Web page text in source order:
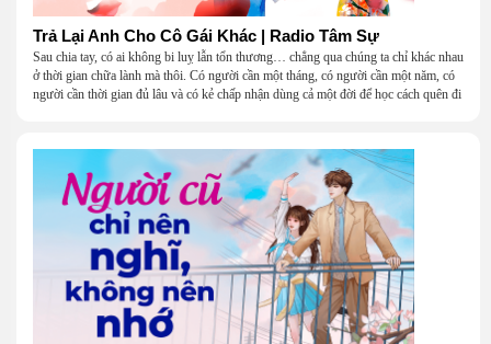
Trả Lại Anh Cho Cô Gái Khác | Radio Tâm Sự
Sau chia tay, có ai không bi luỵ lẫn tổn thương… chẳng qua chúng ta chỉ khác nhau
ở thời gian chữa lành mà thôi. Có người cần một tháng, có người cần một năm, có
người cần thời gian đủ lâu và có kẻ chấp nhận dùng cả một đời để học cách quên đi